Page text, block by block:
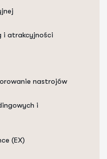
i atrakcyjności
nastrojów
i
(EX)